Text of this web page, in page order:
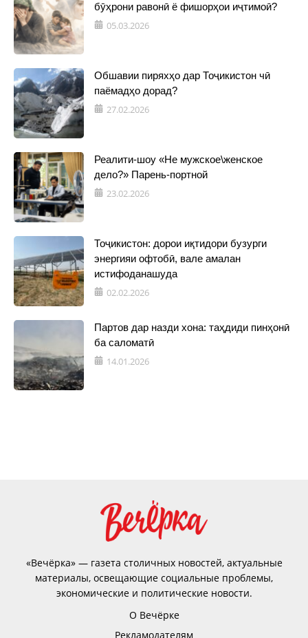
бӯҳрони равонӣ ё фишорҳои иҷтимоӣ?
05.03.2026
Обшавии пиряхҳо дар Тоҷикистон чӣ
паёмадҳо дорад?
27.02.2026
Реалити-шоу «Не мужское\женское
дело?» Парень-портной
23.02.2026
Тоҷикистон: дорои иқтидори бузурги
энергияи офтобӣ, вале амалан
истифоданашуда
02.02.2026
Партов дар назди хона: таҳдиди пинҳонӣ
ба саломатӣ
14.01.2026
«Вечёрка» — газета столичных новостей, актуальные
материалы, освещающие социальные проблемы,
экономические и политические новости.
О Вечёрке
Рекламодателям